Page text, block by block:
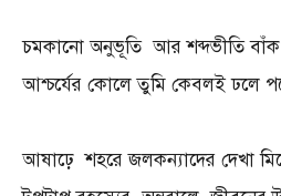
চমকানো অনুভূতি আর শব্দভীতি
আশ্চর্যের কোলে তুমি কেবলই ঢলে
আষাঢ়ে শহরে জলকন্যাদের দেখা